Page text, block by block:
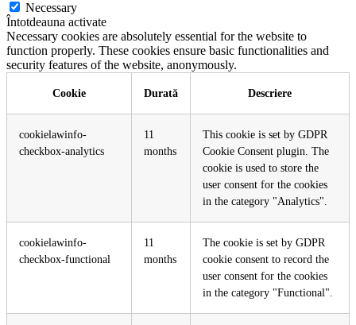
Necessary
Întotdeauna activate
Necessary cookies are absolutely essential for the website to
function properly. These cookies ensure basic functionalities and
security features of the website, anonymously.
Cookie Durată Descriere
cookielawinfo-
checkbox-analytics
11
months
This cookie is set by GDPR
Cookie Consent plugin. The
cookie is used to store the
user consent for the cookies
in the category "Analytics".
cookielawinfo-
checkbox-functional
11
months
The cookie is set by GDPR
cookie consent to record the
user consent for the cookies
in the category "Functional".